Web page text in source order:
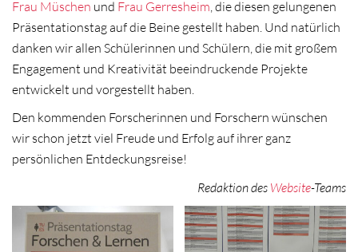
Frau Müschen und Frau Gerresheim , die diesen gelungenen
Präsentationstag auf die Beine gestellt haben. Und natürlich
danken wir allen Schülerinnen und Schülern, die mit großem
Engagement und Kreativität beeindruckende Projekte
entwickelt und vorgestellt haben.
Den kommenden Forscherinnen und Forschern wünschen
wir schon jetzt viel Freude und Erfolg auf ihrer ganz
persönlichen Entdeckungsreise!
Redaktion des Website-Teams